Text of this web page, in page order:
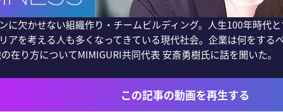
に欠かせない組織作り・チームビルディング。人生100年時代
アを考える人も多くなってきている現代社会。企業は何をする
在り方についてMIMIGURI共同代表 安斎勇樹氏に話を聞いた。
この記事の動画を再生する